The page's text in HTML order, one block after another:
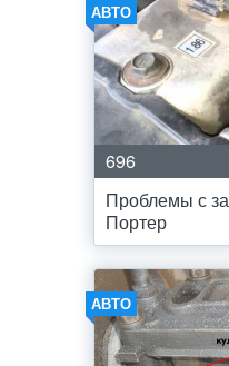
АВТО
696
Проблемы с
Портер
АВТО